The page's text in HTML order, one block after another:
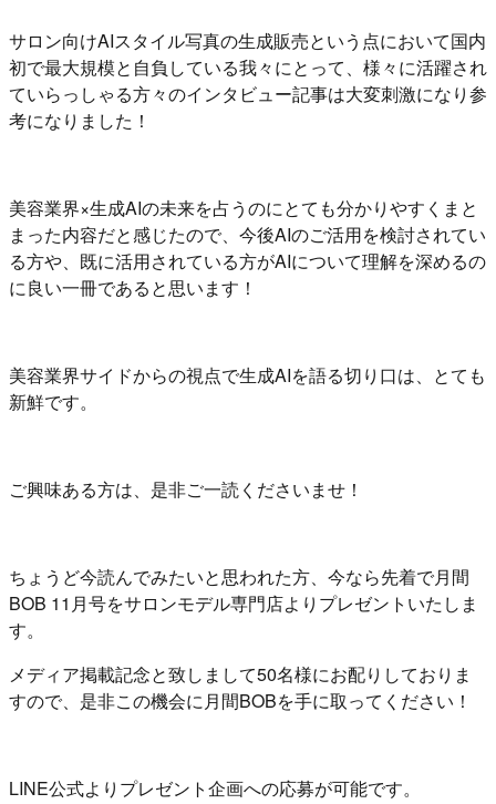
サロン向けAIスタイル写真の生成販売という点において国内
初で最大規模と自負している我々にとって、様々に活躍され
ていらっしゃる方々のインタビュー記事は大変刺激になり参
考になりました！
美容業界×生成AIの未来を占うのにとても分かりやすくまと
まった内容だと感じたので、今後AIのご活用を検討されてい
る方や、既に活用されている方がAIについて理解を深めるの
に良い一冊であると思います！
美容業界サイドからの視点で生成AIを語る切り口は、とても
新鮮です。
ご興味ある方は、是非ご一読くださいませ！
ちょうど今読んでみたいと思われた方、今なら先着で月間
BOB 11月号をサロンモデル専門店よりプレゼントいたしま
す。
メディア掲載記念と致しまして50名様にお配りしておりま
すので、是非この機会に月間BOBを手に取ってください！
LINE公式よりプレゼント企画への応募が可能です。